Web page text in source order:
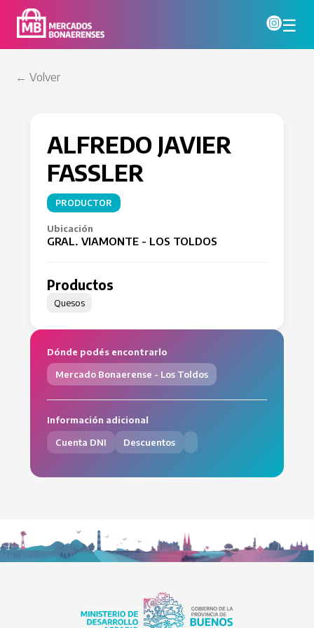
☰
← Volver
ALFREDO JAVIER
FASSLER
PRODUCTOR
Ubicación
GRAL. VIAMONTE - LOS TOLDOS
Productos
Quesos
Dónde podés encontrarlo
Mercado Bonaerense - Los Toldos
Información adicional
Cuenta DNI
Descuentos